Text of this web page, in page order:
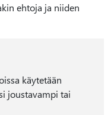
ehtoja ja niiden
käytetään
joustavampi tai